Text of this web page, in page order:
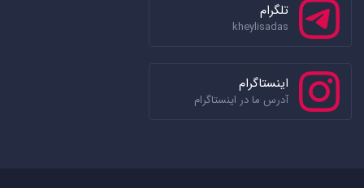
تلگرام
kheylisadas
اینستاگرام
آدرس ما در اینستاگرام